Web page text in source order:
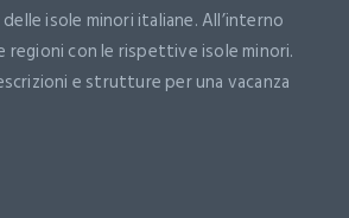
isole minori italiane. All’interno
con le rispettive isole minori.
e strutture per una vacanza